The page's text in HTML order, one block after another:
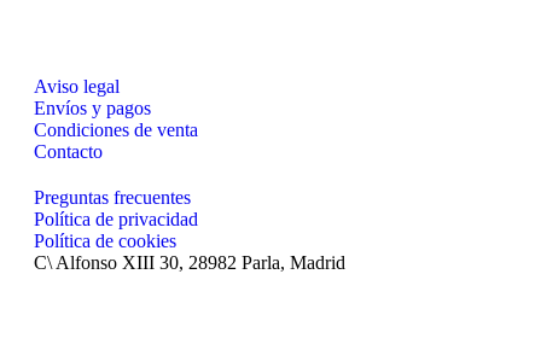
Aviso legal
Envíos y pagos
Condiciones de venta
Contacto
Preguntas frecuentes
Política de privacidad
Política de cookies
C\ Alfonso XIII 30, 28982 Parla, Madrid